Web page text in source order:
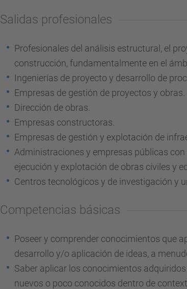
Salidas profesionales
Profesionales del análisis estructural, el
construcción, fundamentalmente en el
Ingenierías de proyecto y desarrollo de
Empresas de gestión de proyectos y obras.
Dirección de obras.
Empresas constructoras.
Empresas de gestión y explotación de
Administraciones y empresas públicas
ejecución y explotación de obras civiles y
Centros tecnológicos y de investigación y
Competencias básicas
Poseer y comprender conocimientos que
desarrollo y/o aplicación de ideas, a
Saber aplicar los conocimientos
nuevos o poco conocidos dentro de